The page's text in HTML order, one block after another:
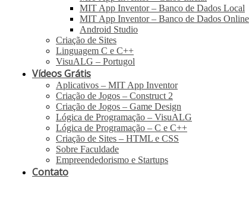
MIT App Inventor – Banco de Dados Local
MIT App Inventor – Banco de Dados Online
Android Studio
Criação de Sites
Linguagem C e C++
VisuALG – Portugol
Vídeos Grátis
Aplicativos – MIT App Inventor
Criação de Jogos – Construct 2
Criação de Jogos – Game Design
Lógica de Programação – VisuALG
Lógica de Programação – C e C++
Criação de Sites – HTML e CSS
Sobre Faculdade
Empreendedorismo e Startups
Contato